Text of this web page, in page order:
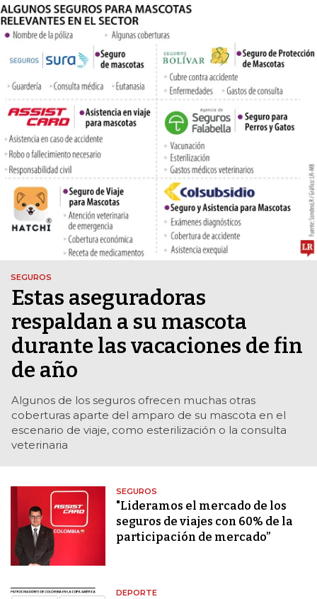
SEGUROS
Estas aseguradoras
respaldan a su mascota
durante las vacaciones de fin
de año
Algunos de los seguros ofrecen muchas otras
coberturas aparte del amparo de su mascota en el
escenario de viaje, como esterilización o la consulta
veterinaria
SEGUROS
"Lideramos el mercado de los
seguros de viajes con 60% de la
participación de mercado”
DEPORTE